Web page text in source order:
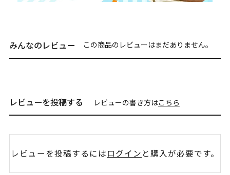
みんなのレビュー この商品のレビューはまだありません。
レビューを投稿する レビューの書き方はこちら
レビューを投稿するにはログイン と購入が必要です。